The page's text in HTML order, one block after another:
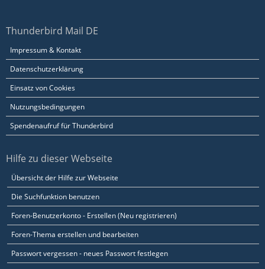
Thunderbird Mail DE
Impressum & Kontakt
Datenschutzerklärung
Einsatz von Cookies
Nutzungsbedingungen
Spendenaufruf für Thunderbird
Hilfe zu dieser Webseite
Übersicht der Hilfe zur Webseite
Die Suchfunktion benutzen
Foren-Benutzerkonto - Erstellen (Neu registrieren)
Foren-Thema erstellen und bearbeiten
Passwort vergessen - neues Passwort festlegen